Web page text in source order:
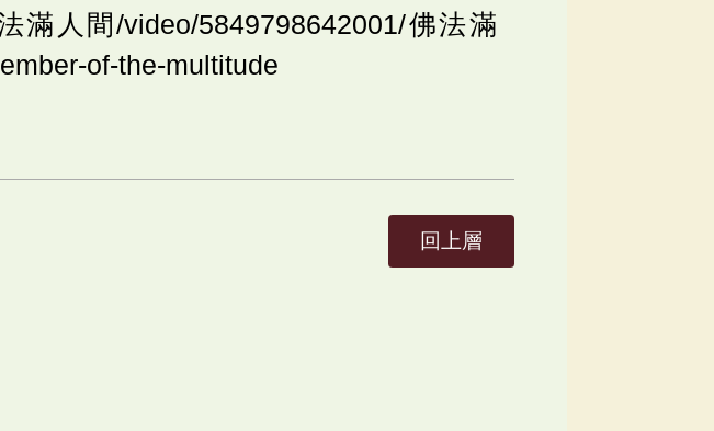
滿人間/video/5849798642001/佛法滿
of-the-multitude
回上層